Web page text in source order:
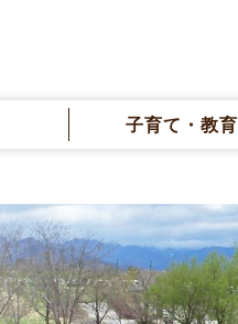
子育て・教育